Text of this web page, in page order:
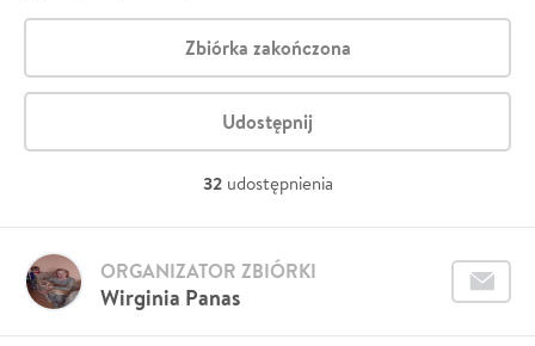
Zbiórka zakończona
Udostępnij
32 udostępnienia
Wirginia Panas
ORGANIZATOR ZBIÓRKI